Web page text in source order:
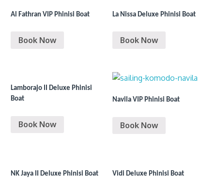
Al Fathran VIP Phinisi Boat
Book Now
La Nissa Deluxe Phinisi Boat
Book Now
Lamborajo II Deluxe Phinisi
Boat
Book Now
Navila VIP Phinisi Boat
Book Now
NK Jaya II Deluxe Phinisi Boat Vidi Deluxe Phinisi Boat